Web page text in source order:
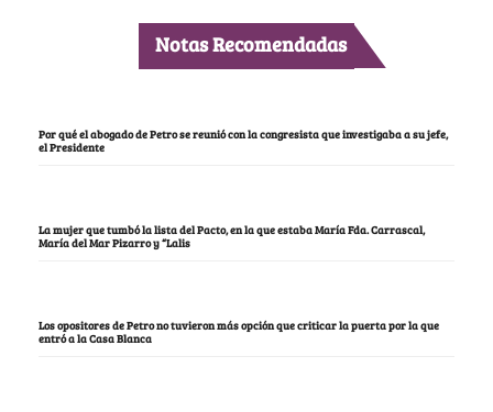
Notas Recomendadas
Por qué el abogado de Petro se reunió con la congresista que investigaba a su jefe,
el Presidente
La mujer que tumbó la lista del Pacto, en la que estaba María Fda. Carrascal,
María del Mar Pizarro y “Lalis
Los opositores de Petro no tuvieron más opción que criticar la puerta por la que
entró a la Casa Blanca